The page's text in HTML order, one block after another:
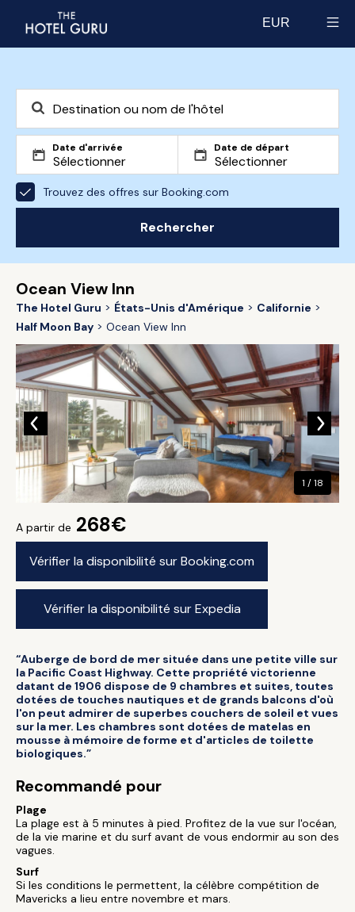
EUR
Date d'arrivée Date de départ
Trouvez des offres sur Booking.com
Rechercher
Ocean View Inn
The Hotel Guru États-Unis d'Amérique
Californie
Half Moon Bay
Ocean View Inn
A partir de 268€
Vérifier la disponibilité sur Booking.com
Vérifier la disponibilité sur Expedia
1 / 18
“Auberge de bord de mer située dans une petite ville sur
la Pacific Coast Highway. Cette propriété victorienne
datant de 1906 dispose de 9 chambres et suites, toutes
dotées de touches nautiques et de grands balcons d'où
l'on peut admirer de superbes couchers de soleil et vues
sur la mer. Les chambres sont dotées de matelas en
mousse à mémoire de forme et d'articles de toilette
biologiques.”
Recommandé pour
Plage
La plage est à 5 minutes à pied. Profitez de la vue sur l'océan,
de la vie marine et du surf avant de vous endormir au son des
vagues.
Surf
Si les conditions le permettent, la célèbre compétition de
Mavericks a lieu entre novembre et mars.